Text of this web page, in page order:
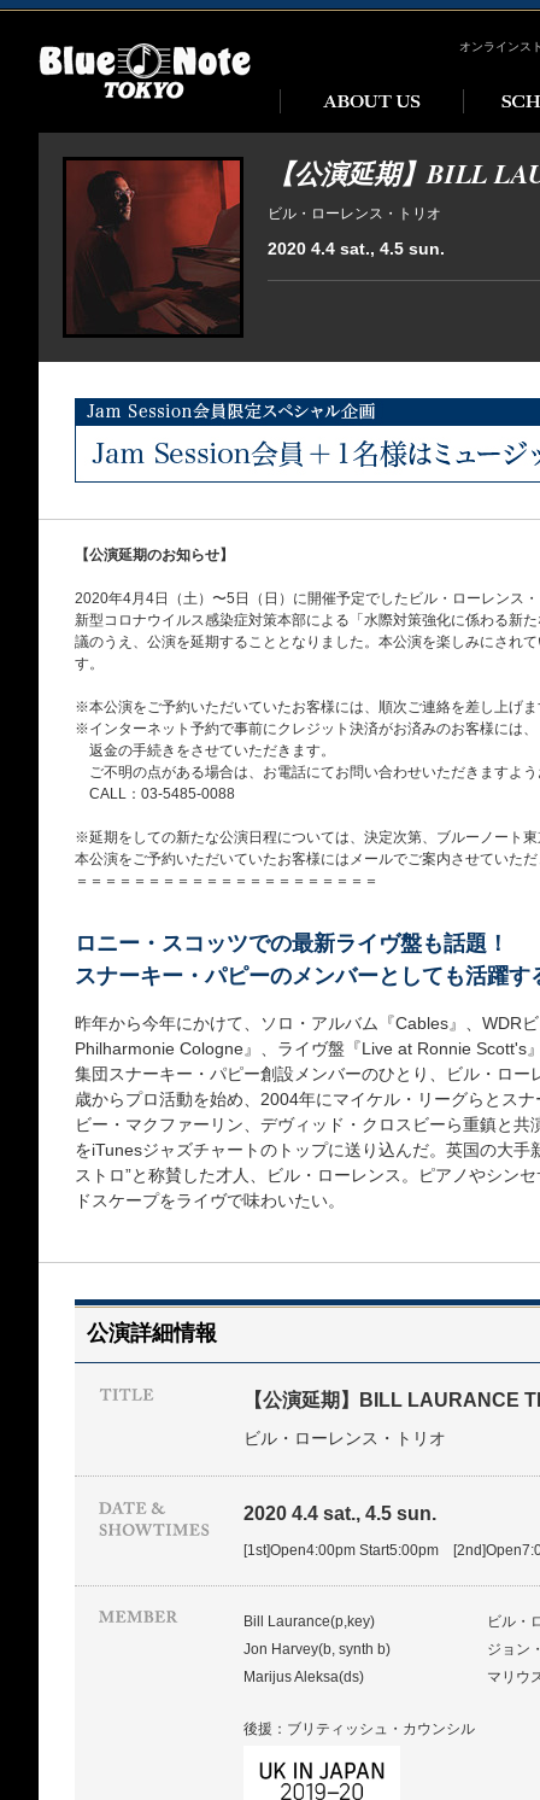
オンラインス
【公演延期】BILL
ビル・ローレンス・トリオ
2020 4.4 sat., 4.5 sun.
【公演延期のお知らせ】
2020年4月4日（土）〜5日（日）に開催予定でしたビル・ローレンス
新型コロナウイルス感染症対策本部による「水際対策強化に係わる新
議のうえ、公演を延期することとなりました。本公演を楽しみにされ
す。
※本公演をご予約いただいていたお客様には、順次ご連絡を差し上げ
※インターネット予約で事前にクレジット決済がお済みのお客様には、
返金の手続きをさせていただきます。
ご不明の点がある場合は、お電話にてお問い合わせいただきますよ
CALL：03-5485-0088
※延期をしての新たな公演日程については、決定次第、ブルーノート
本公演をご予約いただいていたお客様にはメールでご案内させていた
＝＝＝＝＝＝＝＝＝＝＝＝＝＝＝＝＝＝＝＝＝
ロニー・スコッツでの最新ライヴ盤も話題！
スナーキー・パピーのメンバーとしても活躍す
昨年から今年にかけて、ソロ・アルバム『Cables』、WDR
Philharmonie Cologne』、ライヴ盤『Live at Ronnie Scott's
集団スナーキー・パピー創設メンバーのひとり、ビル・ロ
歳からプロ活動を始め、2004年にマイケル・リーグらとス
ビー・マクファーリン、デヴィッド・クロスビーら重鎮と
をiTunesジャズチャートのトップに送り込んだ。英国の大手
ストロ”と称賛した才人、ビル・ローレンス。ピアノやシン
ドスケープをライヴで味わいたい。
公演詳細情報
【公演延期】BILL LAURANCE
ビル・ローレンス・トリオ
2020 4.4 sat., 4.5 sun.
[1st]Open4:00pm Start5:00pm
Bill Laurance(p,key)
ビル・
Jon Harvey(b, synth b)
ジョン
Marijus Aleksa(ds)
マリウ
後援：ブリティッシュ・カウンシル